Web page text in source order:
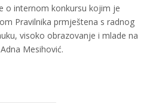
o internom konkursu kojim je
Pravilnika prmještena s radnog
visoko obrazovanje i mlade na
Mesihović.